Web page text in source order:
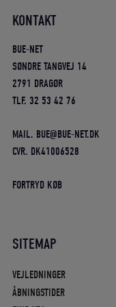
KONTAKT
BUE-NET
SØNDRE TANGVEJ 14
2791 DRAGØR
TLF. 32 53 42 76
MAIL. BUE@BUE-NET.DK
CVR. DK41006528
FORTRYD KØB
SITEMAP
VEJLEDNINGER
ÅBNINGSTIDER